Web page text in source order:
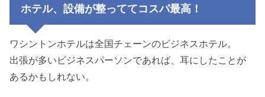
ホテル、設備が整っててコスパ最高！
ワシントンホテルは全国チェーンのビジネスホテル。
出張が多いビジネスパーソンであれば、耳にしたことが
あるかもしれない。